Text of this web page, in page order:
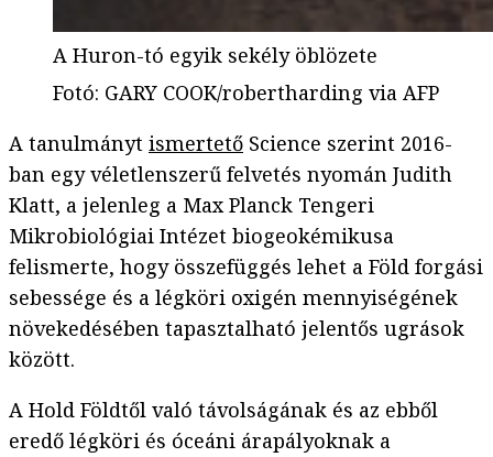
A Huron-tó egyik sekély öblözete
Fotó: GARY COOK/robertharding via AFP
A tanulmányt ismertető Science szerint 2016-
ban egy véletlenszerű felvetés nyomán Judith
Klatt, a jelenleg a Max Planck Tengeri
Mikrobiológiai Intézet biogeokémikusa
felismerte, hogy összefüggés lehet a Föld forgási
sebessége és a légköri oxigén mennyiségének
növekedésében tapasztalható jelentős ugrások
között.
A Hold Földtől való távolságának és az ebből
eredő légköri és óceáni árapályoknak a